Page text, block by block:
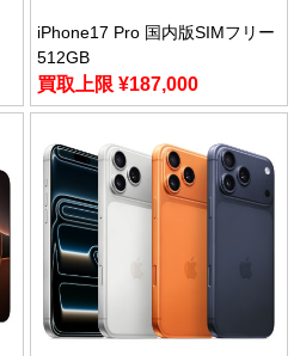
iPhone17 Pro 国内版SIMフリー
512GB
買取上限 ¥187,000